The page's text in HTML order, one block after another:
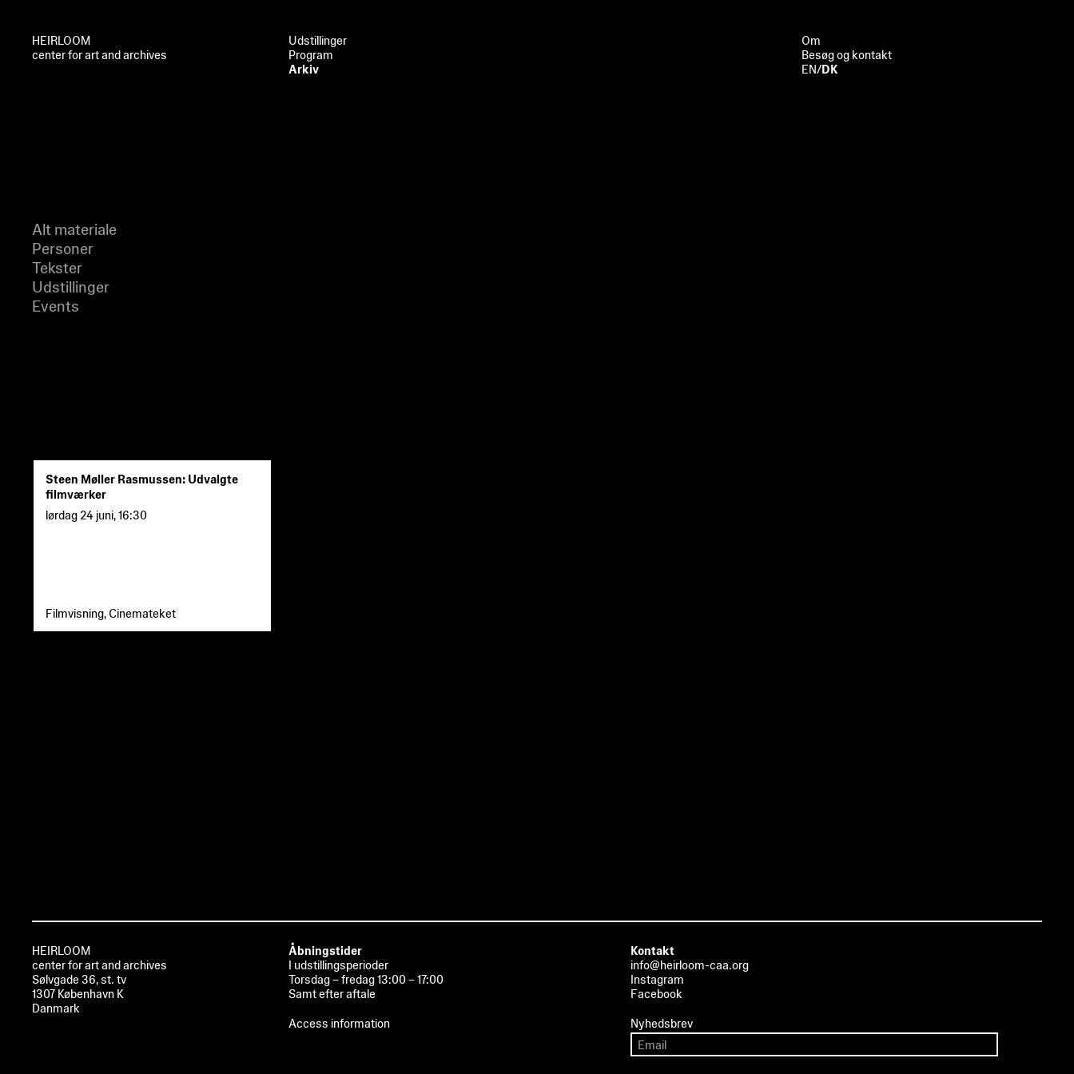
HEIRLOOM
center for art and archives
Udstillinger
Program
Arkiv
Om
Besøg og kontakt
EN/DK
Alt materiale
Personer
Tekster
Udstillinger
Events
Steen Møller Rasmussen: Udvalgte
filmværker
lørdag 24 juni, 16:30
Filmvisning, Cinemateket
HEIRLOOM
center for art and archives
Sølvgade 36, st. tv
1307 København K
Danmark
Åbningstider
I udstillingsperioder
Torsdag – fredag 13:00 – 17:00
Samt efter aftale
Access information
Kontakt
info@heirloom-caa.org
Instagram
Facebook
Nyhedsbrev